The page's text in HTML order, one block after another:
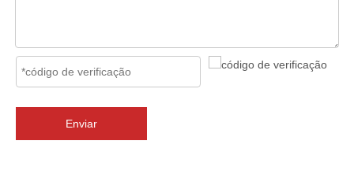
2026-07-02
J-VALVES Válvula borboleta com flange tripla excêntrica DN2800 PN10 WCB: vantagens, guia de seleção e casos de projetos de sucesso
Enviar